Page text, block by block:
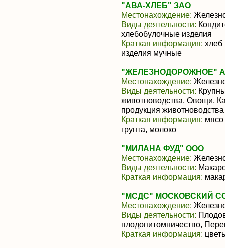
"АВА-ХЛЕБ" ЗАО
Местонахождение:
Виды деятельности:
хлебобулочные изделия
Краткая информация: хлеб
изделия мучные
"ЖЕЛЕЗНОДОРОЖНОЕ"
Местонахождение:
Виды деятельности:
животноводства, Овощи,
продукция животноводства
Краткая информация: мясо
грунта, молоко
"МИЛАНА ФУД" ООО
Местонахождение:
Виды деятельности:
Краткая информация:
"МСДС" МОСКОВСКИЙ
Местонахождение:
Виды деятельности:
плодопитомничество,
Краткая информация: